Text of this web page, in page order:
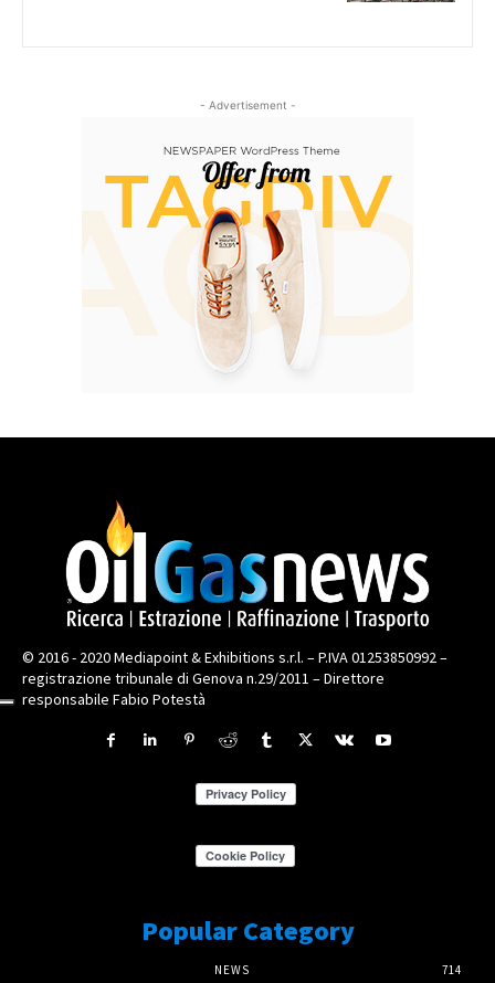
- Advertisement -
© 2016 - 2020 Mediapoint & Exhibitions s.r.l. – P.IVA 01253850992 –
registrazione tribunale di Genova n.29/2011 – Direttore
responsabile Fabio Potestà
Popular Category
NEWS 714